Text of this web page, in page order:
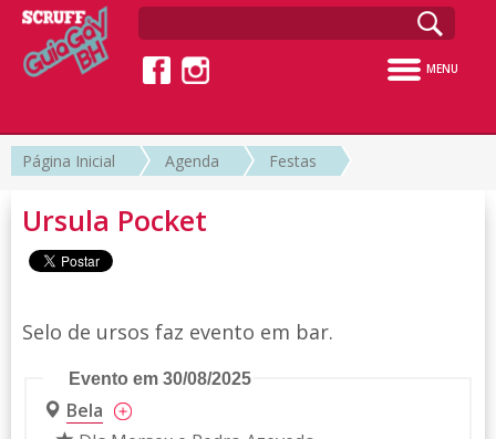
MENU
Página Inicial Agenda Festas
Ursula Pocket
Selo de ursos faz evento em bar.
Evento em 30/08/2025
Bela